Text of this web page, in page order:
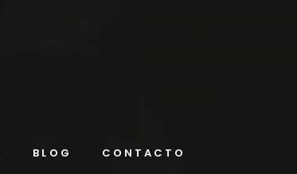
BLOG CONTACTO